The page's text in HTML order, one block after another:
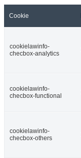
Cookie
cookielawinfo-
checbox-analytics
cookielawinfo-
checbox-functional
cookielawinfo-
checbox-others